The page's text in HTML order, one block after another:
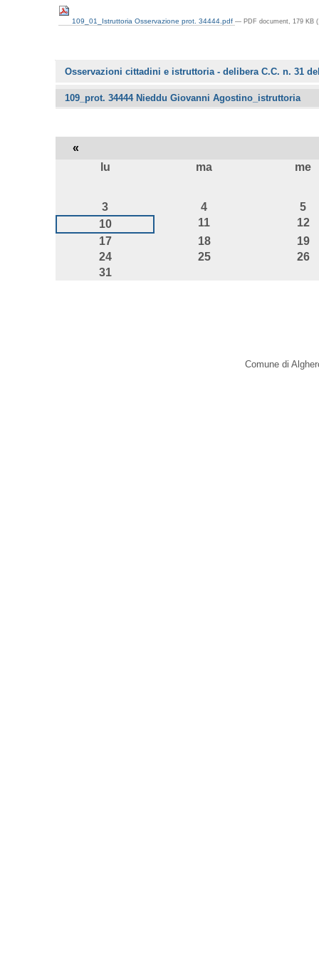
109_01_Istruttoria Osservazione prot. 34444.pdf — PDF document, 179 KB
Navigazione
Osservazioni cittadini e istruttoria - delibera C.C. n. 31
109_prot. 34444 Nieddu Giovanni Agostino_istruttoria
«
lu ma me
3 4
5
10
11
12
17
18
19
24
25
26
31
Comune di